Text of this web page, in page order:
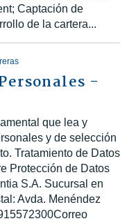
Captación de
de la cartera...
-
que lea y
y de selección
Tratamiento de Datos
Protección de Datos
S.A. Sucursal en
Avda. Menéndez